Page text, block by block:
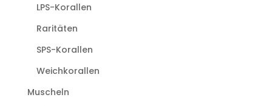
LPS-Korallen
Raritäten
SPS-Korallen
Weichkorallen
Muscheln